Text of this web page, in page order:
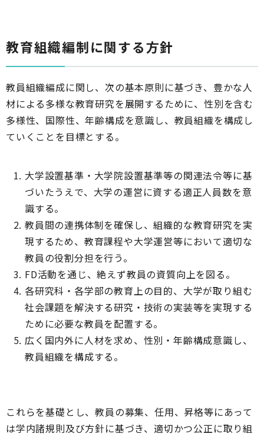
教育組織編制に関する方針
教員組織編成に関し、次の基本原則に基づき、豊かな人
材による多様な教育研究を展開するために、性別を含む
多様性、国際性、年齢構成を意識し、教員組織を構成し
ていくことを目標とする。
大学設置基準・大学院設置基準等の関連法令等に基
づいたうえで、大学の運営に資する適正人員数を意
識する。
教員間の連携体制を確保し、組織的な教育研究を実
現するため、教育課程や大学運営等において適切な
教員の役割分担を行う。
FD活動を通じ、絶えず教員の資質向上を図る。
各研究科・各学部の教育上の目的、大学が取り組む
社会課題を解決する研究・技術の実装等を実現する
ために必要な教員を配置する。
広く国内外に人材を求め、性別・年齢構成意識し、
教員組織を構成する。
これらを基礎とし、教員の募集、任用、昇格等にあって
は学内諸規則及び方針に基づき、適切かつ公正に取り組